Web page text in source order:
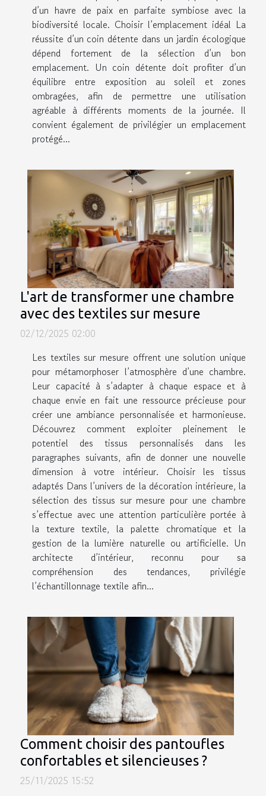
d’un havre de paix en parfaite symbiose avec la
biodiversité locale. Choisir l’emplacement idéal La
réussite d’un coin détente dans un jardin écologique
dépend fortement de la sélection d’un bon
emplacement. Un coin détente doit profiter d’un
équilibre entre exposition au soleil et zones
ombragées, afin de permettre une utilisation
agréable à différents moments de la journée. Il
convient également de privilégier un emplacement
protégé...
L'art de transformer une chambre
avec des textiles sur mesure
02/12/2025 02:00
Les textiles sur mesure offrent une solution unique
pour métamorphoser l’atmosphère d’une chambre.
Leur capacité à s’adapter à chaque espace et à
chaque envie en fait une ressource précieuse pour
créer une ambiance personnalisée et harmonieuse.
Découvrez comment exploiter pleinement le
potentiel des tissus personnalisés dans les
paragraphes suivants, afin de donner une nouvelle
dimension à votre intérieur. Choisir les tissus
adaptés Dans l’univers de la décoration intérieure, la
sélection des tissus sur mesure pour une chambre
s’effectue avec une attention particulière portée à
la texture textile, la palette chromatique et la
gestion de la lumière naturelle ou artificielle. Un
architecte d’intérieur, reconnu pour sa
compréhension des tendances, privilégie
l’échantillonnage textile afin...
Comment choisir des pantoufles
confortables et silencieuses ?
25/11/2025 15:52